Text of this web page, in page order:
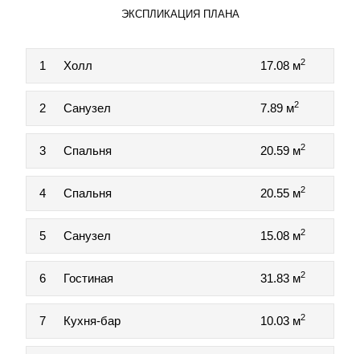
ЭКСПЛИКАЦИЯ ПЛАНА
1 Холл 17.08 м2
2 Санузел 7.89 м2
3 Спальня 20.59 м2
4 Спальня 20.55 м2
5 Санузел 15.08 м2
6 Гостиная 31.83 м2
7 Кухня-бар 10.03 м2